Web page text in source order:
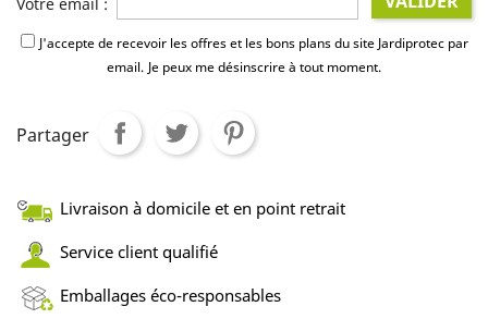
J'accepte de recevoir les offres et les bons plans du site Jardiprotec par
email. Je peux me désinscrire à tout moment.
Partager
Livraison à domicile et en point retrait
Service client qualifié
Emballages éco-responsables